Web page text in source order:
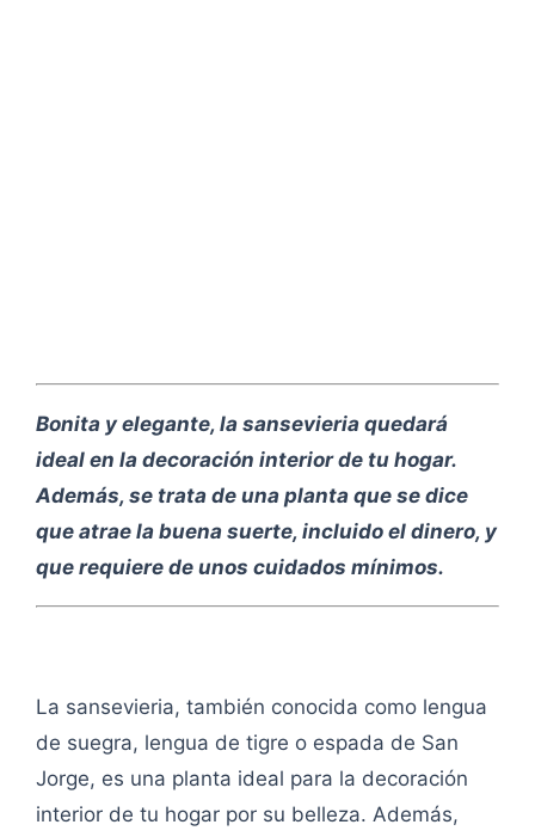
Bonita y elegante, la sansevieria quedará
ideal en la decoración interior de tu hogar.
Además, se trata de una planta que se dice
que atrae la buena suerte, incluido el dinero, y
que requiere de unos cuidados mínimos.
La sansevieria, también conocida como lengua
de suegra, lengua de tigre o espada de San
Jorge, es una planta ideal para la decoración
interior de tu hogar por su belleza. Además,